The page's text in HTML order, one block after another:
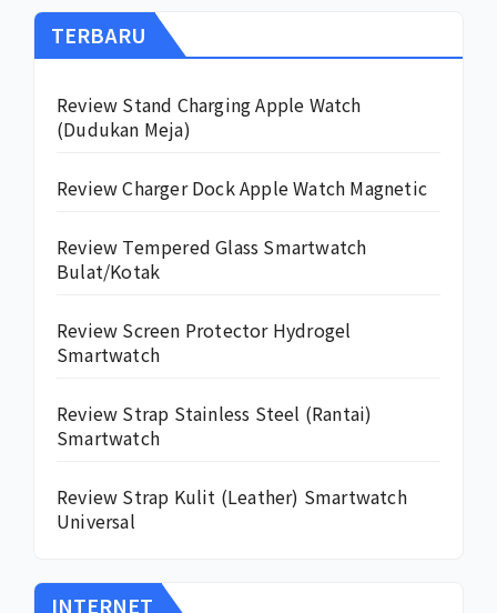
TERBARU
Review Stand Charging Apple Watch
(Dudukan Meja)
Review Charger Dock Apple Watch Magnetic
Review Tempered Glass Smartwatch
Bulat/Kotak
Review Screen Protector Hydrogel
Smartwatch
Review Strap Stainless Steel (Rantai)
Smartwatch
Review Strap Kulit (Leather) Smartwatch
Universal
INTERNET